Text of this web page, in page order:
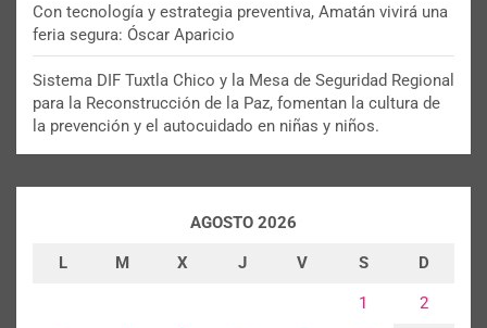
Con tecnología y estrategia preventiva, Amatán vivirá una
feria segura: Óscar Aparicio
Sistema DIF Tuxtla Chico y la Mesa de Seguridad Regional
para la Reconstrucción de la Paz, fomentan la cultura de
la prevención y el autocuidado en niñas y niños.
AGOSTO 2026
L M X J V S D
1 2